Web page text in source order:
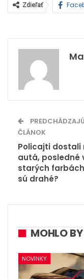
Zdieľať
ČLÁNOK
Policajti dostali
autá, posledné
starých
sú drahé?
MOHLO
NOVINKY